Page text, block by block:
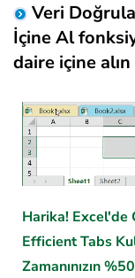
Veri
İçine Al
daire içine alın
Harika! Excel'de
Efficient Tabs
Zamanınızın